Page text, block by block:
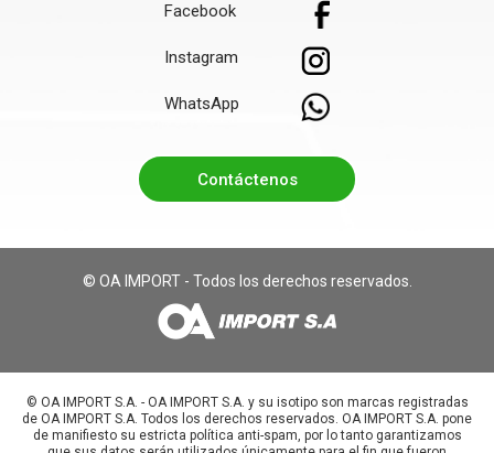
Facebook
Instagram
WhatsApp
Contáctenos
© OA IMPORT - Todos los derechos reservados.
©️ OA IMPORT S.A. - OA IMPORT S.A. y su isotipo son marcas registradas
de OA IMPORT S.A. Todos los derechos reservados. OA IMPORT S.A. pone
de manifiesto su estricta política anti-spam, por lo tanto garantizamos